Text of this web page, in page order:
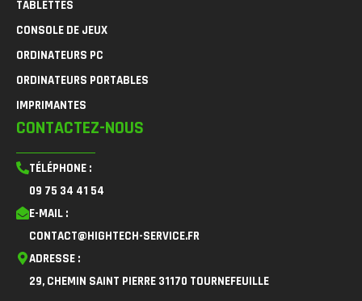
TABLETTES
CONSOLE DE JEUX
ORDINATEURS PC
ORDINATEURS PORTABLES
IMPRIMANTES
CONTACTEZ-NOUS
TÉLÉPHONE :
09 75 34 41 54
E-MAIL :
CONTACT@HIGHTECH-SERVICE.FR
ADRESSE :
29, CHEMIN SAINT PIERRE 31170 TOURNEFEUILLE